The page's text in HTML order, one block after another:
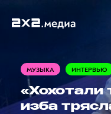
МУЗЫКА ИНТЕРВЬЮ
«Хохотали
изба